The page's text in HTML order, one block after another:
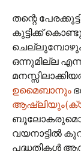
തന്റെ
കുട്ടിക്ക്
ചെല്ലുമ്പോഴും
ഒന്നുമില്ല
ഉമൈബാനും
വയനാട്ടില്‍
പദ്ധതികള്‍